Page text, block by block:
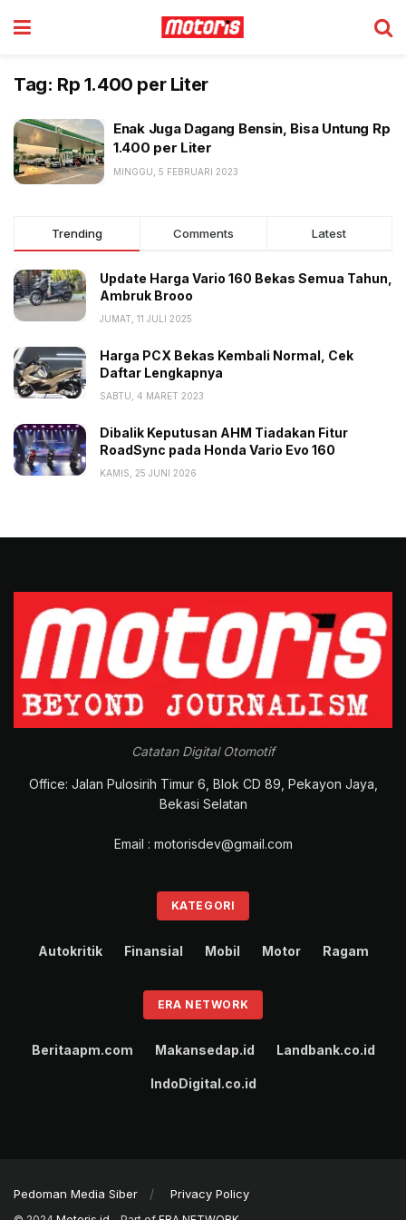
Tag: Rp 1.400 per Liter
Enak Juga Dagang Bensin, Bisa Untung Rp
1.400 per Liter
MINGGU, 5 FEBRUARI 2023
Trending Comments Latest
Update Harga Vario 160 Bekas Semua Tahun,
Ambruk Brooo
JUMAT, 11 JULI 2025
Harga PCX Bekas Kembali Normal, Cek
Daftar Lengkapnya
SABTU, 4 MARET 2023
Dibalik Keputusan AHM Tiadakan Fitur
RoadSync pada Honda Vario Evo 160
KAMIS, 25 JUNI 2026
Catatan Digital Otomotif
Office: Jalan Pulosirih Timur 6, Blok CD 89, Pekayon Jaya,
Bekasi Selatan
Email : motorisdev@gmail.com
KATEGORI
Autokritik Finansial Mobil Motor Ragam
ERA NETWORK
Beritaapm.com Makansedap.id Landbank.co.id
IndoDigital.co.id
Pedoman Media Siber Privacy Policy